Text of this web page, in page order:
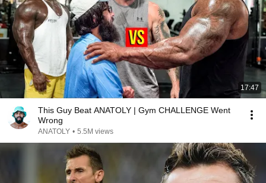
17:47
This Guy Beat ANATOLY | Gym CHALLENGE Went
Wrong
ANATOLY • 5.5M views